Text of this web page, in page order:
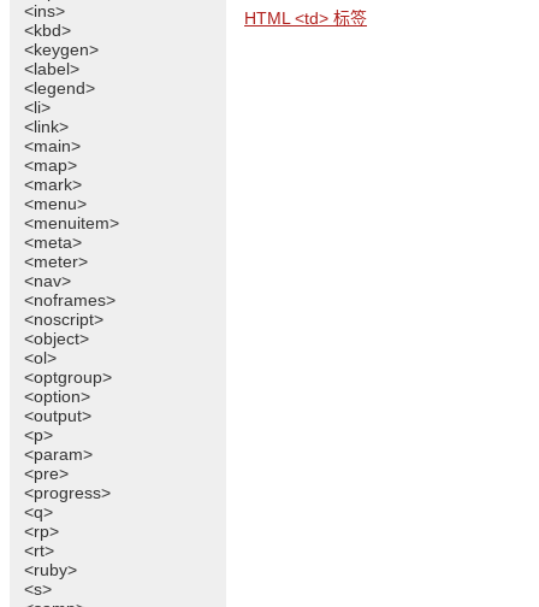
<ins>
<kbd>
<keygen>
<label>
<legend>
<li>
<link>
<main>
<map>
<mark>
<menu>
<menuitem>
<meta>
<meter>
<nav>
<noframes>
<noscript>
<object>
<ol>
<optgroup>
<option>
<output>
<p>
<param>
<pre>
<progress>
<q>
<rp>
<rt>
<ruby>
<s>
HTML <td> 标签